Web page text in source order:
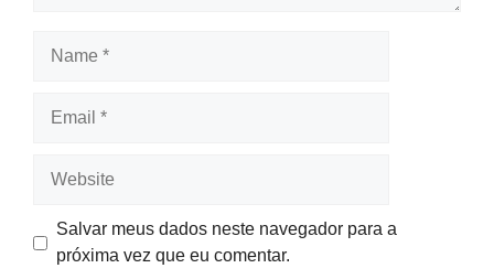
Salvar meus dados neste navegador para a
próxima vez que eu comentar.